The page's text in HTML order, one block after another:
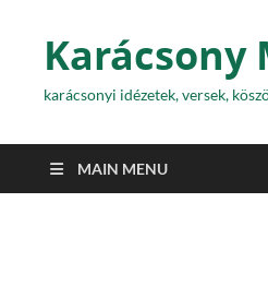
Karácsony
karácsonyi idézetek, versek,
MAIN MENU